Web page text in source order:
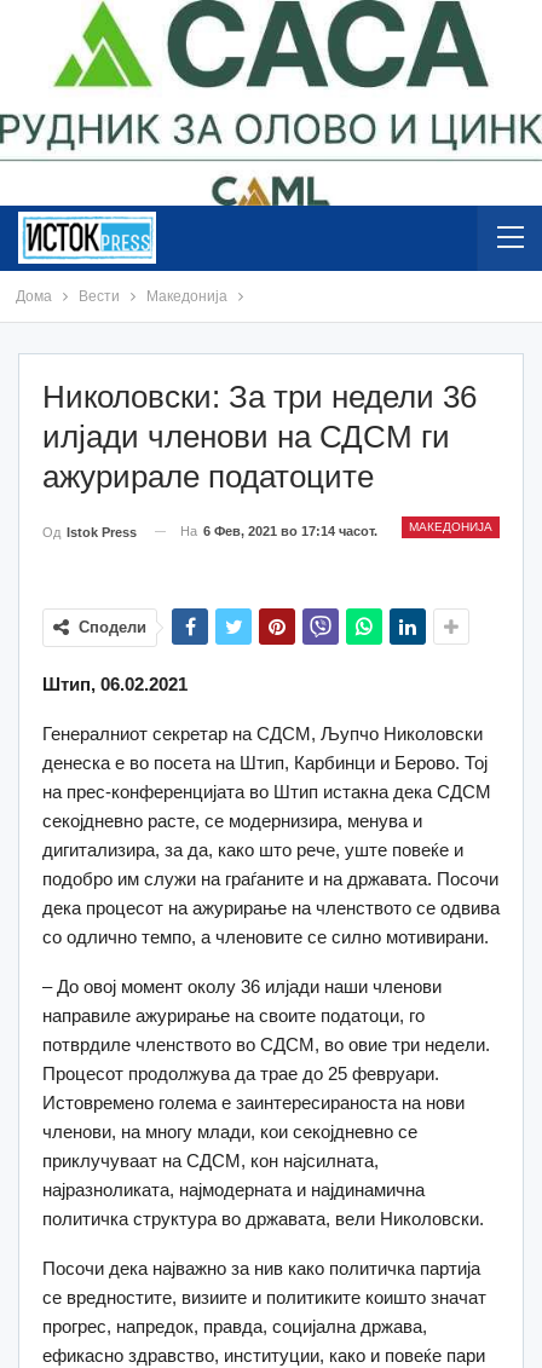
Дома Вести Македонија
Николовски: За три недели 36
илјади членови на СДСМ ги
ажурирале податоците
МАКЕДОНИЈА
Од Istok Press На 6 Фев, 2021 во 17:14 часот.
Сподели
Штип, 06.02.2021
Генералниот секретар на СДСМ, Љупчо Николовски
денеска е во посета на Штип, Карбинци и Берово. Тој
на прес-конференцијата во Штип истакна дека СДСМ
секојдневно расте, се модернизира, менува и
дигитализира, за да, како што рече, уште повеќе и
подобро им служи на граѓаните и на државата. Посочи
дека процесот на ажурирање на членството се одвива
со одлично темпо, а членовите се силно мотивирани.
– До овој момент околу 36 илјади наши членови
направиле ажурирање на своите податоци, го
потврдиле членството во СДСМ, во овие три недели.
Процесот продолжува да трае до 25 февруари.
Истовремено голема е заинтересираноста на нови
членови, на многу млади, кои секојдневно се
приклучуваат на СДСМ, кон најсилната,
наjразноликата, најмодерната и најдинамична
политичка структура во државата, вели Николовски.
Посочи дека најважно за нив како политичка партија
се вредностите, визиите и политиките коишто значат
прогрес, напредок, правда, социјална држава,
ефикасно здравство, институции, како и повеќе пари